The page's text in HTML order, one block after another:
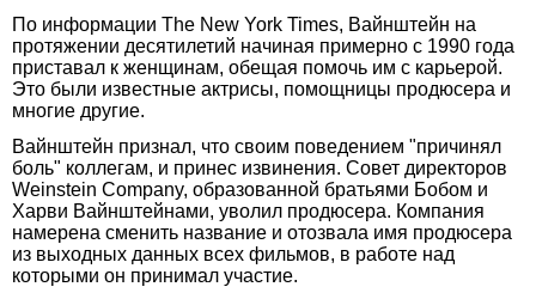
По информации The New York Times, Вайнштейн на
протяжении десятилетий начиная примерно с 1990 года
приставал к женщинам, обещая помочь им с карьерой.
Это были известные актрисы, помощницы продюсера и
многие другие.
Вайнштейн признал, что своим поведением "причинял
боль" коллегам, и принес извинения. Совет директоров
Weinstein Company, образованной братьями Бобом и
Харви Вайнштейнами, уволил продюсера. Компания
намерена сменить название и отозвала имя продюсера
из выходных данных всех фильмов, в работе над
которыми он принимал участие.